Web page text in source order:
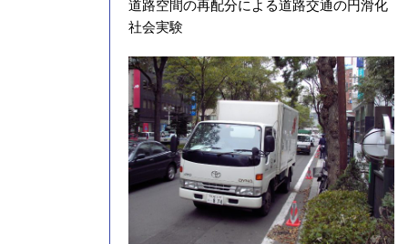
道路空間の再配分による道路交通の円滑化
社会実験